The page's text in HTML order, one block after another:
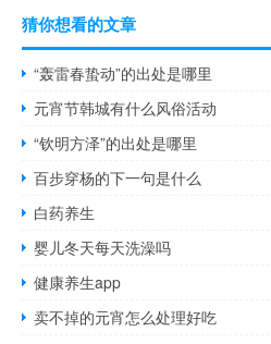
猜你想看的文章
“轰雷春蛰动”的出处是哪里
元宵节韩城有什么风俗活动
“钦明方泽”的出处是哪里
百步穿杨的下一句是什么
白药养生
婴儿冬天每天洗澡吗
健康养生app
卖不掉的元宵怎么处理好吃